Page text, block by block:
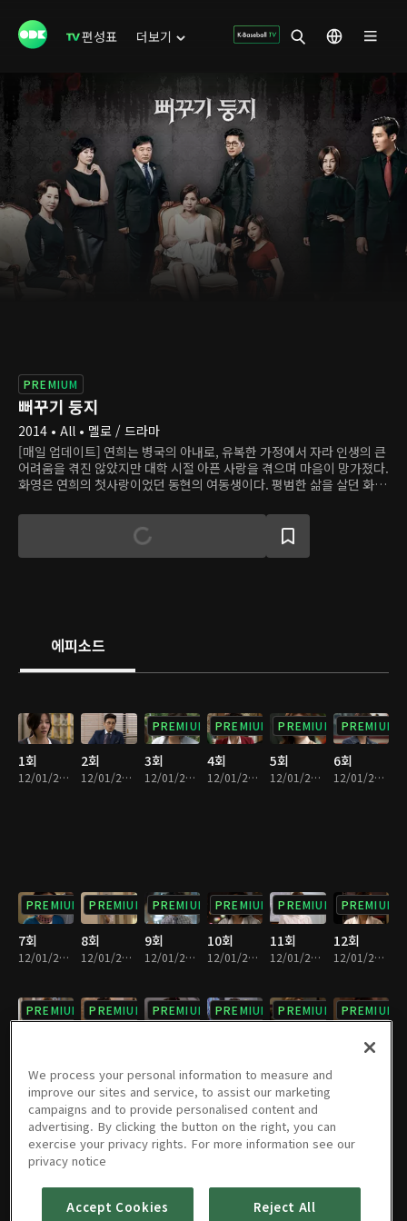
편성표 더보기
PREMIUM
뻐꾸기 둥지
2014 • All • 멜로 / 드라마
[매일 업데이트] 연희는 병국의 아내로, 유복한 가정에서 자라 인생의 큰
어려움을 겪진 않았지만 대학 시절 아픈 사랑을 겪으며 마음이 망가졌다.
화영은 연희의 첫사랑이었던 동현의 여동생이다. 평범한 삶을 살던 화영
단을 받은 연희가 대리모를 통해 아들을 낳기로 결심하면서 두 여자의 얽
히고설킨 관계와 복수, 비밀의 이야기가 시작된다.
에피소드
1회
12/01/2023 • 36분
2회
12/01/2023 • 35분
PREMIUM
3회
12/01/2023 • 35분
PREMIUM
4회
12/01/2023 • 34분
PREMIUM
5회
12/01/2023 • 35분
PREMIUM
6회
12/01/2023 • 35분
PREMIUM
7회
12/01/2023 • 35분
PREMIUM
8회
12/01/2023 • 34분
PREMIUM
9회
12/01/2023 • 35분
PREMIUM
10회
12/01/2023 • 33분
PREMIUM
11회
12/01/2023 • 33분
PREMIUM
12회
12/01/2023 • 35분
PREMIUM PREMIUM PREMIUM PREMIUM PREMIUM PREMIUM
PREMIUM
19회
12/01/2023 • 35분
PREMIUM
20회
PREMIUM
21회
PREMIUM
22회
PREMIUM
23회 24회
We process your personal information to measure and
improve our sites and service, to assist our marketing
campaigns and to provide personalised content and
advertising. By clicking the button on the right, you can
exercise your privacy rights. For more information see our
privacy notice
Accept Cookies Reject All